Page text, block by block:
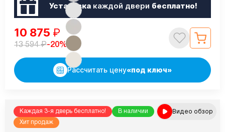
Установкакаждой двери бесплатно!
10 875 ₽
13 594₽-20%
Рассчитать цену«под ключ»
Каждая 3-я дверь бесплатно!
В наличии
Хит продаж
Видео обзор